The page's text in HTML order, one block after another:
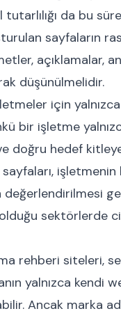
tutarlılığı da bu
sayfaların
açıklamalar,
düşünülmelidir.
için
bir işletme
doğru hedef
değerlendirilmesi
sektörlerde
rehberi siteleri,
yalnızca kendi
Ancak marka